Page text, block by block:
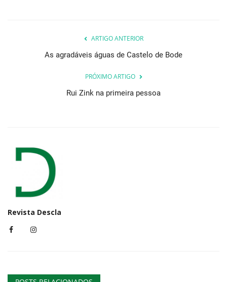
ARTIGO ANTERIOR
As agradáveis águas de Castelo de Bode
PRÓXIMO ARTIGO
Rui Zink na primeira pessoa
Revista Descla